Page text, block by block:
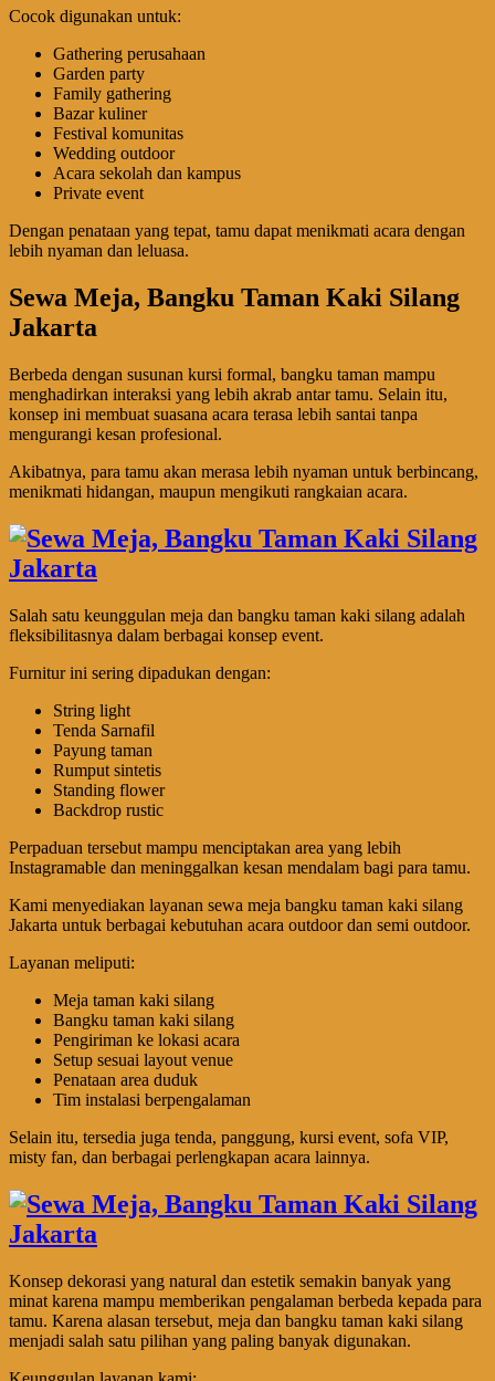
Cocok digunakan untuk:
Gathering perusahaan
Garden party
Family gathering
Bazar kuliner
Festival komunitas
Wedding outdoor
Acara sekolah dan kampus
Private event
Dengan penataan yang tepat, tamu dapat menikmati acara dengan
lebih nyaman dan leluasa.
Sewa Meja, Bangku Taman Kaki Silang
Jakarta
Berbeda dengan susunan kursi formal, bangku taman mampu
menghadirkan interaksi yang lebih akrab antar tamu. Selain itu,
konsep ini membuat suasana acara terasa lebih santai tanpa
mengurangi kesan profesional.
Akibatnya, para tamu akan merasa lebih nyaman untuk berbincang,
menikmati hidangan, maupun mengikuti rangkaian acara.
Salah satu keunggulan meja dan bangku taman kaki silang adalah
fleksibilitasnya dalam berbagai konsep event.
Furnitur ini sering dipadukan dengan:
String light
Tenda Sarnafil
Payung taman
Rumput sintetis
Standing flower
Backdrop rustic
Perpaduan tersebut mampu menciptakan area yang lebih
Instagramable dan meninggalkan kesan mendalam bagi para tamu.
Kami menyediakan layanan sewa meja bangku taman kaki silang
Jakarta untuk berbagai kebutuhan acara outdoor dan semi outdoor.
Layanan meliputi:
Meja taman kaki silang
Bangku taman kaki silang
Pengiriman ke lokasi acara
Setup sesuai layout venue
Penataan area duduk
Tim instalasi berpengalaman
Selain itu, tersedia juga tenda, panggung, kursi event, sofa VIP,
misty fan, dan berbagai perlengkapan acara lainnya.
Konsep dekorasi yang natural dan estetik semakin banyak yang
minat karena mampu memberikan pengalaman berbeda kepada para
tamu. Karena alasan tersebut, meja dan bangku taman kaki silang
menjadi salah satu pilihan yang paling banyak digunakan.